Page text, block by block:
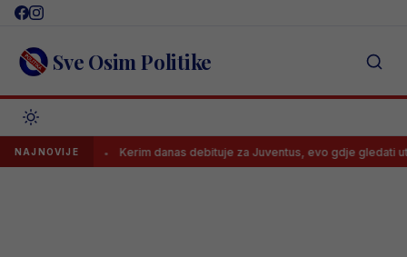
Skip
content Sve Osim Politike
NAJNOVIJE
dane Kerim danas debituje za Juventus, evo gdje gledati